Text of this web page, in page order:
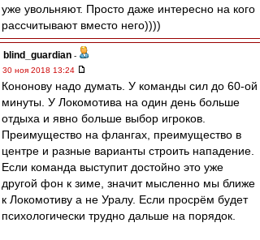
уже увольняют. Просто даже интересно на кого
рассчитывают вместо него))))
blind_guardian -
30 ноя 2018 13:24
Кононову надо думать. У команды сил до 60-ой
минуты. У Локомотива на один день больше
отдыха и явно больше выбор игроков.
Преимущество на флангах, преимущество в
центре и разные варианты строить нападение.
Если команда выступит достойно это уже
другой фон к зиме, значит мысленно мы ближе
к Локомотиву а не Уралу. Если просрём будет
психологически трудно дальше на порядок.